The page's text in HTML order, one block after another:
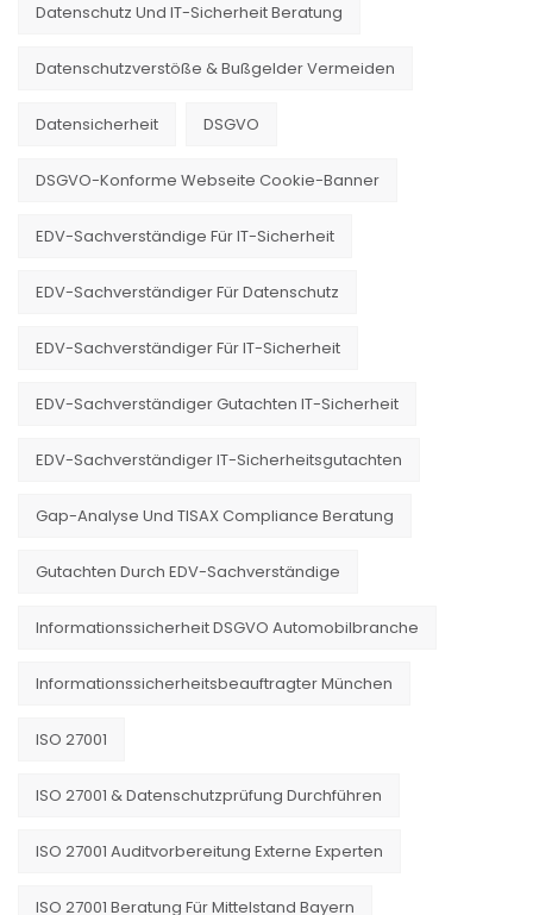
Datenschutz Und IT-Sicherheit Beratung
Datenschutzverstöße & Bußgelder Vermeiden
Datensicherheit DSGVO
DSGVO-Konforme Webseite Cookie-Banner
EDV-Sachverständige Für IT-Sicherheit
EDV-Sachverständiger Für Datenschutz
EDV-Sachverständiger Für IT-Sicherheit
EDV-Sachverständiger Gutachten IT-Sicherheit
EDV-Sachverständiger IT-Sicherheitsgutachten
Gap-Analyse Und TISAX Compliance Beratung
Gutachten Durch EDV-Sachverständige
Informationssicherheit DSGVO Automobilbranche
Informationssicherheitsbeauftragter München
ISO 27001
ISO 27001 & Datenschutzprüfung Durchführen
ISO 27001 Auditvorbereitung Externe Experten
ISO 27001 Beratung Für Mittelstand Bayern